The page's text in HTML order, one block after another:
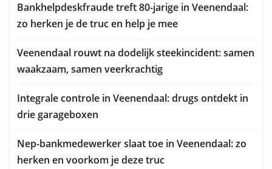
Bankhelpdeskfraude treft 80-jarige in Veenendaal:
zo herken je de truc en help je mee
Veenendaal rouwt na dodelijk steekincident: samen
waakzaam, samen veerkrachtig
Integrale controle in Veenendaal: drugs ontdekt in
drie garageboxen
Nep-bankmedewerker slaat toe in Veenendaal: zo
herken en voorkom je deze truc